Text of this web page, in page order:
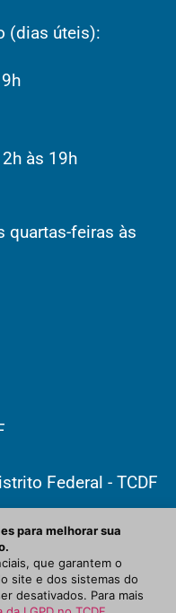
(dias úteis):
às 19h
quartas-feiras às
Federal - TCDF
para melhorar sua
que garantem o
site e dos sistemas do
desativados. Para mais